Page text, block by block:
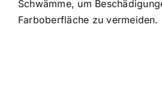
Schwämme, um
Farboberfläche zu vermeiden.